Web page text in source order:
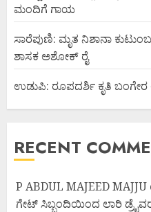
ಮಂದಿಗೆ ಗಾಯ
ಸಾರೆಪುಣಿ: ಮೃತ ನಿಶಾನಾ
ಶಾಸಕ ಅಶೋಕ್ ರೈ
ಉಡುಪಿ: ರೂಪದರ್ಶಿ ಕೃತಿ ಬಂಗೇರ
RECENT
P ABDUL MAJEED MAJJU
ಗೇಟ್ ಸಿಬ್ಬಂದಿಯಿಂದ ಲಾರಿ